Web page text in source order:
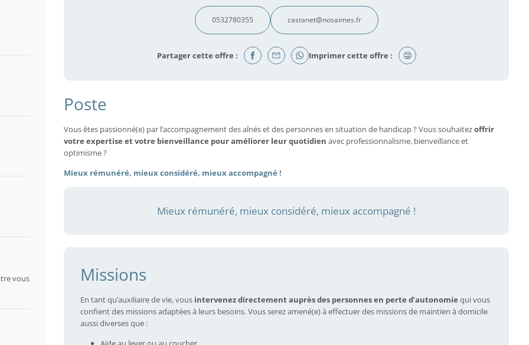
vous
0532780355 castanet@nosaimes.fr
Partager cette offre : Imprimer cette offre :
Poste
Vous êtes passionné(e) par l’accompagnement des aînés et des personnes en situation de handicap ? Vous souhaitezoffrir
votre expertise et votre bienveillance pour améliorer leur quotidien avec professionnalisme, bienveillance et
optimisme ?
Mieux rémunéré, mieux considéré, mieux accompagné !
Mieux rémunéré, mieux considéré, mieux accompagné !
Missions
En tant qu’auxiliaire de vie, vous intervenez directement auprès des personnes en perte d’autonomie qui vous
confient des missions adaptées à leurs besoins. Vous serez amené(e) à effectuer des missions de maintien à domicile
aussi diverses que :